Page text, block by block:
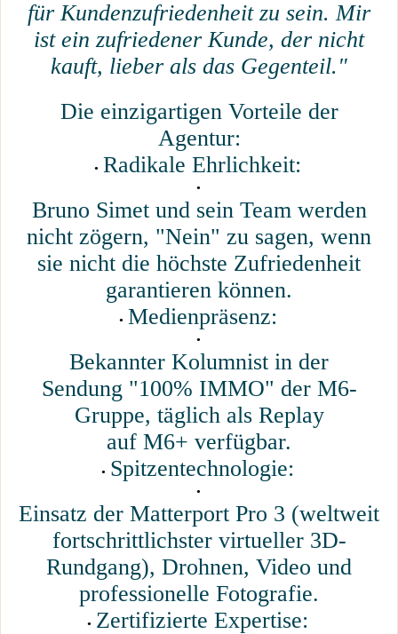
für Kundenzufriedenheit zu sein. Mir
ist ein zufriedener Kunde, der nicht
kauft, lieber als das Gegenteil."
Die einzigartigen Vorteile der
Agentur:
Radikale Ehrlichkeit:
Bruno Simet und sein Team werden
nicht zögern, "Nein" zu sagen, wenn
sie nicht die höchste Zufriedenheit
garantieren können.
Medienpräsenz:
Bekannter Kolumnist in der
Sendung "100% IMMO" der M6-
Gruppe, täglich als Replay
auf M6+ verfügbar.
Spitzentechnologie:
Einsatz der Matterport Pro 3 (weltweit
fortschrittlichster virtueller 3D-
Rundgang), Drohnen, Video und
professionelle Fotografie.
Zertifizierte Expertise: